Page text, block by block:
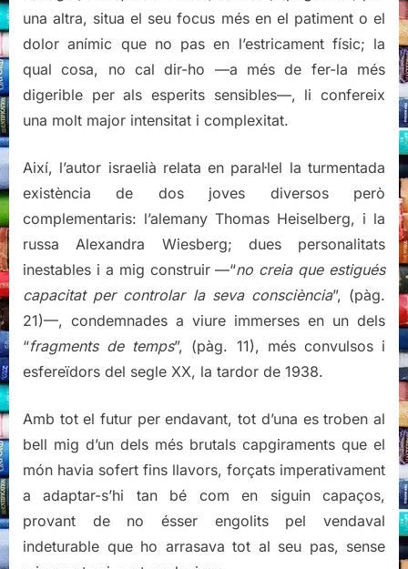
una altra, situa el seu focus més en el patiment o el
dolor anímic que no pas en l’estricament físic; la
qual cosa, no cal dir-ho —a més de fer-la més
digerible per als esperits sensibles—, li confereix
una molt major intensitat i complexitat.
Així, l’autor israelià relata en paral·lel la turmentada
existència de dos joves diversos però
complementaris: l’alemany Thomas Heiselberg, i la
russa Alexandra Wiesberg; dues personalitats
inestables i a mig construir —“no creia que estigués
capacitat per controlar la seva consciència”, (pàg.
21)—, condemnades a viure immerses en un dels
“fragments de temps”, (pàg. 11), més convulsos i
esfereïdors del segle XX, la tardor de 1938.
Amb tot el futur per endavant, tot d’una es troben al
bell mig d’un dels més brutals capgiraments que el
món havia sofert fins llavors, forçats imperativament
a adaptar-s’hi tan bé com en siguin capaços,
provant de no ésser engolits pel vendaval
indeturable que ho arrasava tot al seu pas, sense